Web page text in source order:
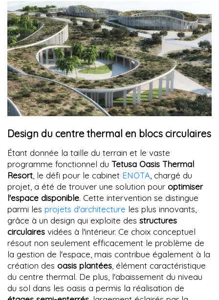
Design du centre thermal en blocs circulaires
Étant donnée la taille du terrain et le vaste
programme fonctionnel du Tetusa Oasis Thermal
Resort, le défi pour le cabinet ENOTA, chargé du
projet, a été de trouver une solution pour optimiser
l'espace disponible. Cette intervention se distingue
parmi les projets d'architecture les plus innovants,
grâce à un design qui exploite des structures
circulaires vidées à l'intérieur. Ce choix conceptuel
résout non seulement efficacement le problème de
la gestion de l'espace, mais contribue également à la
création des oasis plantées, élément caractéristique
du centre thermal. De plus, l'abaissement du niveau
du sol dans les oasis a permis la réalisation de